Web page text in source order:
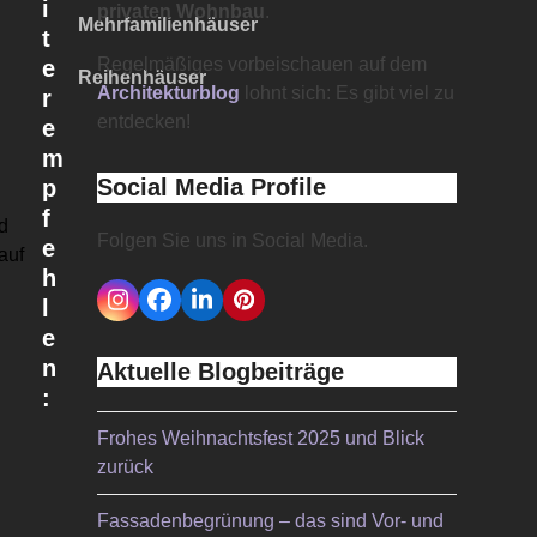
privaten Wohnbau .
Regelmäßiges vorbeischauen auf dem
Architekturblog lohnt sich: Es gibt viel zu
entdecken!
Social Media Profile
Folgen Sie uns in Social Media.
Instagram
Facebook
LinkedInPinterest
Aktuelle Blogbeiträge
Frohes Weihnachtsfest 2025 und Blick
zurück
Fassadenbegrünung – das sind Vor- und
i
t
e
r
e
m
p
f
e
h
e
n
:
Mehrfamilienhäuser
Reihenhäuser